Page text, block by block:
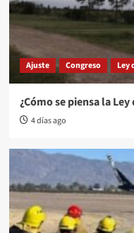
Ajuste Congreso Ley
¿Cómo se piensa la
4 días ago